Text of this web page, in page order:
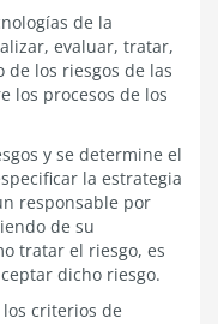
de la
evaluar, tratar,
los riesgos de las
los procesos de los
y se determine el
la estrategia
responsable por
de su
tratar el riesgo, es
dicho riesgo.
criterios de